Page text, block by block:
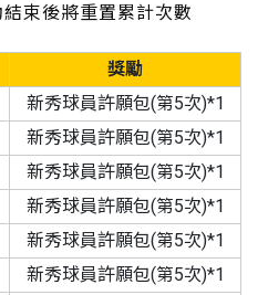
束後將重置累計次數
獎勵
新秀球員許願包(第5次)*1
新秀球員許願包(第5次)*1
新秀球員許願包(第5次)*1
新秀球員許願包(第5次)*1
新秀球員許願包(第5次)*1
新秀球員許願包(第5次)*1